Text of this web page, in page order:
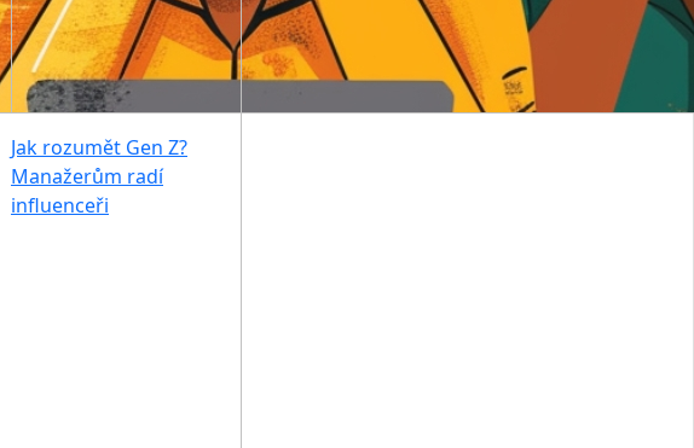
Jak rozumět Gen Z?
Manažerům radí
influenceři